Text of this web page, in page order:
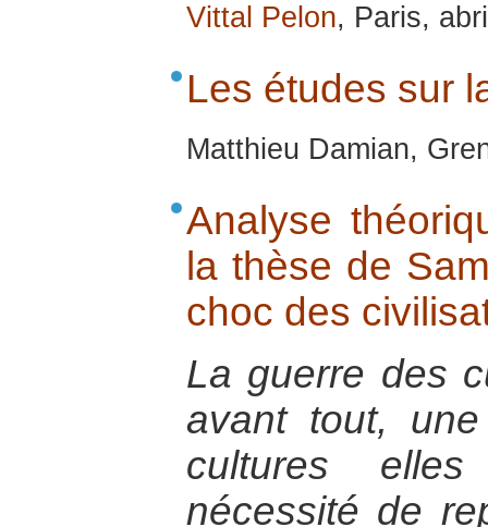
Vittal Pelon, Paris,
Les études sur
Matthieu Damian,
Analyse
la thèse de
choc des
La guerre des
avant tout,
cultures
nécessité de